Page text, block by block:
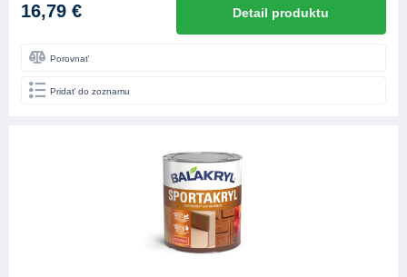
16,79 € Detail produktu
Porovnať
Pridať do zoznamu